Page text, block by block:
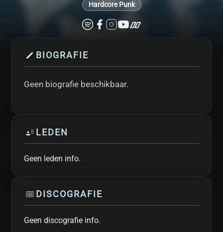
Hardcore Punk
BIOGRAFIE
Geen biografie beschikbaar.
LEDEN
Geen leden info.
DISCOGRAFIE
Geen discografie info.